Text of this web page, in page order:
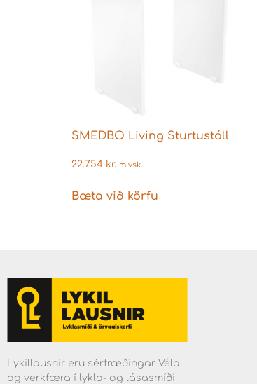
SMEDBO Living Sturtustóll
22.754 kr. m vsk
Bæta við körfu
Lykillausnir eru sérfræðingar Véla
og verkfæra í lykla- og lásasmíði